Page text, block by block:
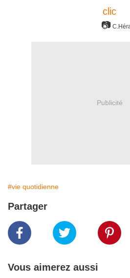
clic
📷
Publicité
#vie quotidienne
Partager
Vous aimerez aussi